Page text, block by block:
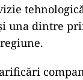
una dintre